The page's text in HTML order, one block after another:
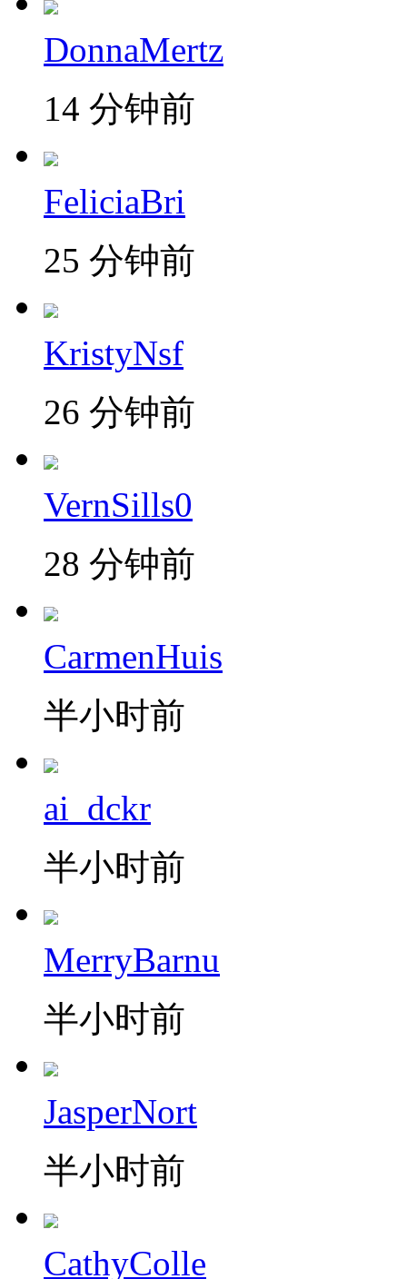
DonnaMertz
14 分钟前
FeliciaBri
25 分钟前
KristyNsf
26 分钟前
VernSills0
28 分钟前
CarmenHuis
半小时前
ai_dckr
半小时前
MerryBarnu
半小时前
JasperNort
半小时前
CathyColle